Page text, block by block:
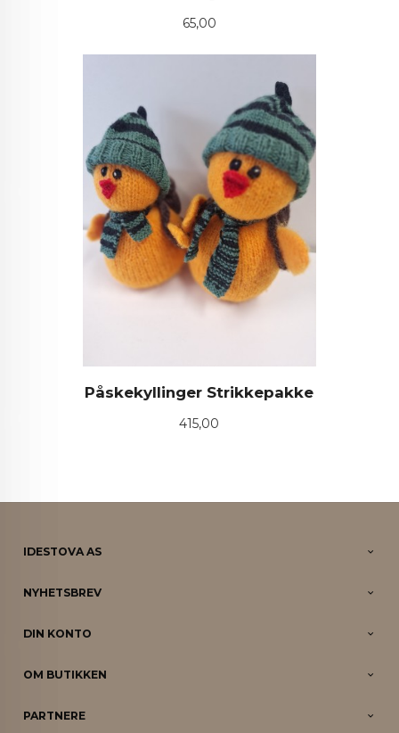
Pris
65,00
Påskekyllinger Strikkepakke
Pris
415,00
IDESTOVA AS
NYHETSBREV
DIN KONTO
OM BUTIKKEN
PARTNERE